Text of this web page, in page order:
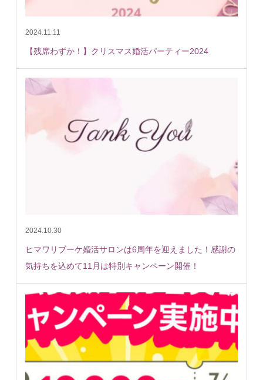
2024.11.11
【残席わずか！】クリスマス婚活パーティー2024
2024.10.30
ヒマワリブーケ婚活サロンは6周年を迎えました！感謝の
気持ちを込めて11月は特別キャンペーン開催！